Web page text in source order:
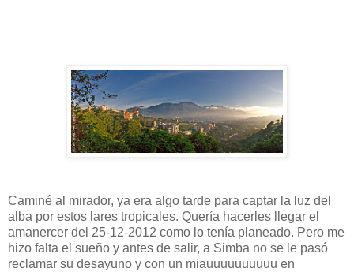
Caminé al mirador, ya era algo tarde para captar la luz del
alba por estos lares tropicales. Quería hacerles llegar el
amanercer del 25-12-2012 como lo tenía planeado. Pero me
hizo falta el sueño y antes de salir, a Simba no se le pasó
reclamar su desayuno y con un miauuuuuuuuuu en